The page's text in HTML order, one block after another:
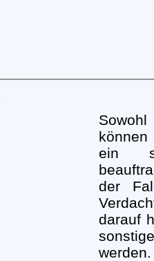
ein
der
darauf